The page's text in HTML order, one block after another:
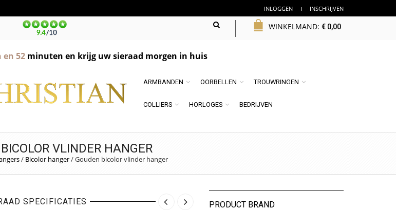
INLOGGEN INSCHRIJVEN
WINKELMAND: € 0,00
en 52minuten en krijg uw sieraad morgen in huis
ARMBANDEN OORBELLEN TROUWRINGEN
COLLIERS HORLOGES BEDRIJVEN
VLINDER HANGER
/ Bicolor hanger/Gouden bicolor vlinder hanger
SPECIFICATIES PRODUCT BRAND